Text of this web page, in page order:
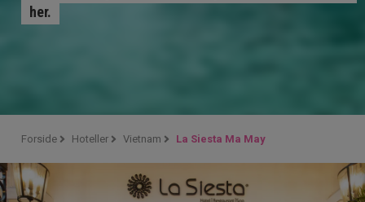
her.
Forside Hoteller Vietnam La Siesta Ma May